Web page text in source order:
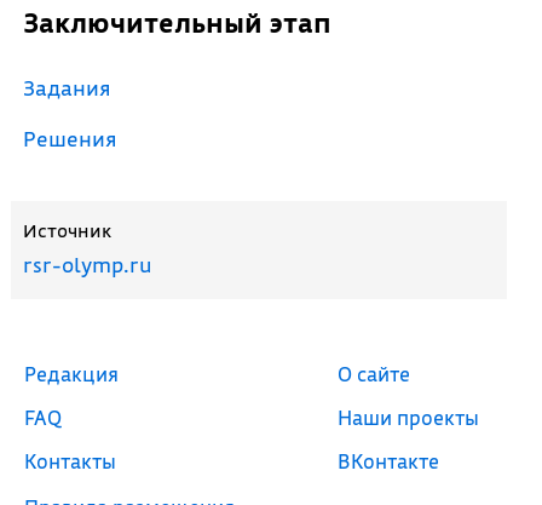
Заключительный этап
Задания
Решения
Источник
rsr-olymp.ru
Редакция
FAQ
Контакты
О сайте
Наши проекты
ВКонтакте